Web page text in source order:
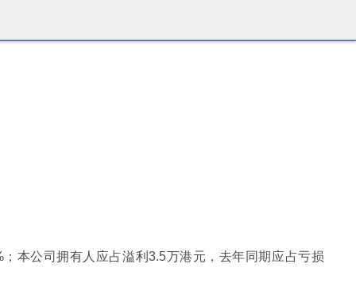
本公司拥有人应占溢利3.5万港元，去年同期应占亏损